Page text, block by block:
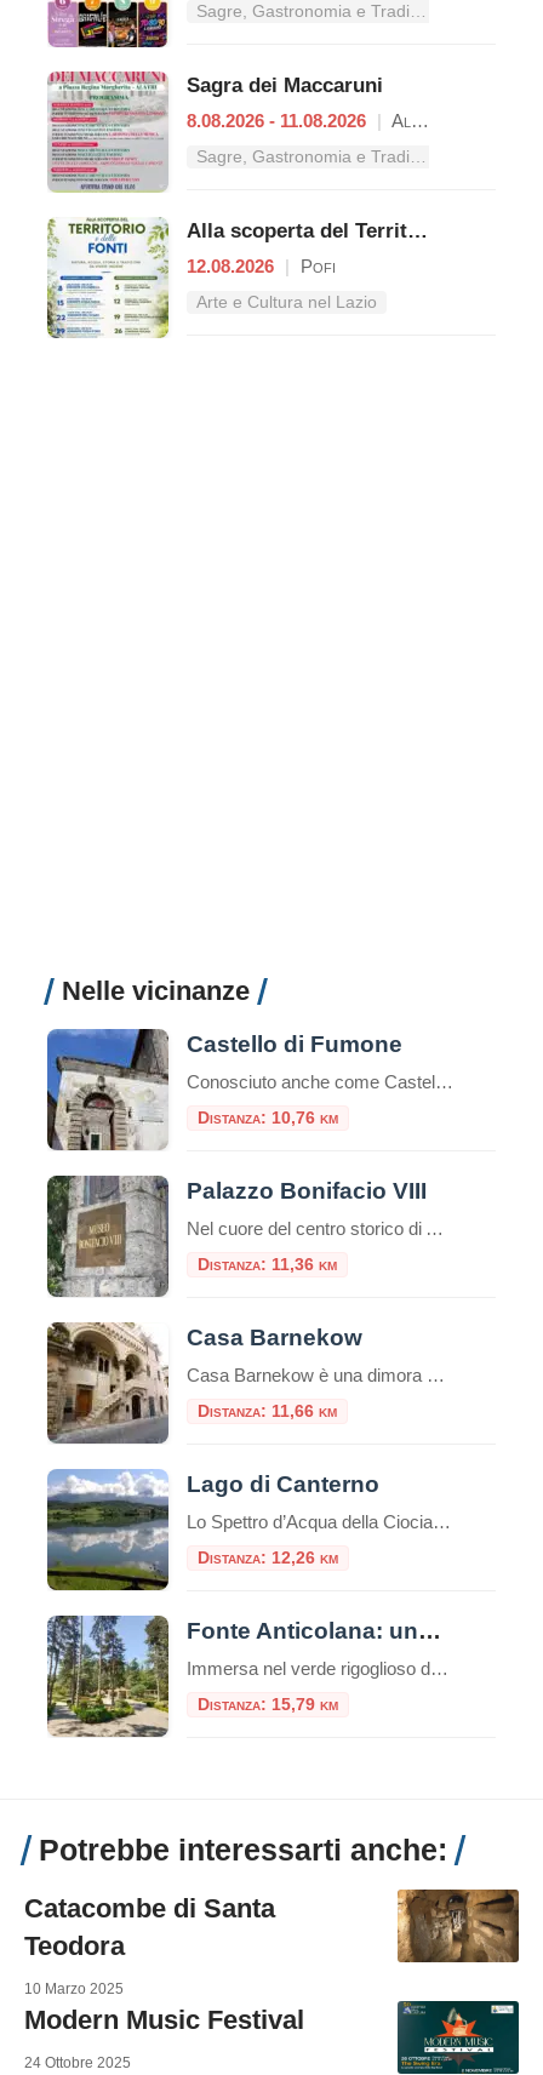
Sagra dei Maccaruni
8.08.2026 - 11.08.2026 | Alatri
Alla scoperta del Territorio e delle Fonti
12.08.2026 | Pofi
Arte e Cultura nel Lazio
Nelle vicinanze
Castello di Fumone
Conosciuto anche come Castello Longhi-De Paolis il Castello di Fumone si trova ad una altezza di 800 mt, al centro del paese di Fumone. Il Castello è famoso per essere stata la prigione di Celestino V, nonché il luogo della sua morte, e per ospi
Distanza: 10,76 km
Palazzo Bonifacio VIII
Nel cuore del centro storico di Anagni, la città dei Papi, sorge un edificio che ha segnato la storia della Chiesa e dell’Europa medievale: Palazzo Bonifacio VIII. Questo palazzo, un tempo residenza papale, è diventato celebre per un episodio che ha scosso la cristianità: lo Schiaffo di Anagni. Un po’ di storia Il palazzo risale […]
Distanza: 11,36 km
Casa Barnekow
Casa Barnekow è una dimora storica di Anagni.Si trova di fronte alla chiesa di Sant’Andrea.L’edificio, edificato sotto il pontificato del Papa anagnino Gregorio IX, è un esempio unico di architettura medioevale. Storia di Casa Barnekow Un documento del 1280 fa risalire la prima prorietà della dimora ad un certo Stefano Thomasi de Cinzio.Tuttavia, successivamente, altri […]
Distanza: 11,66 km
Lago di Canterno
Lo Spettro d’Acqua della Ciociaria che Appare e Scompare Nel cuore pulsante della Ciociaria, incastonato tra i profili sinuosi dei Monti Ernici, sorge il Lago di Canterno, uno specchio d’acqua che custodisce un’anima tanto affascinante quanto misteriosa. Non è un lago come gli altri: la sua fama di “lago fantasma” lo precede, un luogo dove […]
Distanza: 12,26 km
Fonte Anticolana: una parentesi di benessere tra la natura e storia
Immersa nel verde rigoglioso del Lazio, la Fonte Anticolana di Fiuggi rappresenta un connubio perfetto tra benessere termale, natura incontaminata e intrattenimento. Se la vicina Fonte Bonifacio VIII è storicamente consacrata alla cura del corpo e alla sacralità della tradizione, la Fonte Anticolana (conosciuta anche come “Fonte Nuova”) si presenta come il polmone verde e […]
Distanza: 15,79 km
Potrebbe interessarti anche:
Catacombe di Santa
Teodora
10 Marzo 2025
Modern Music Festival
24 Ottobre 2025